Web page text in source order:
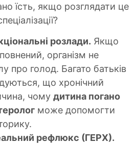
їсть, якщо розглядати це
розлади. Якщо
організм не
про голод. Багато батьків
що хронічний
чому дитина погано
може допомогти
рефлюкс (ГЕРХ).